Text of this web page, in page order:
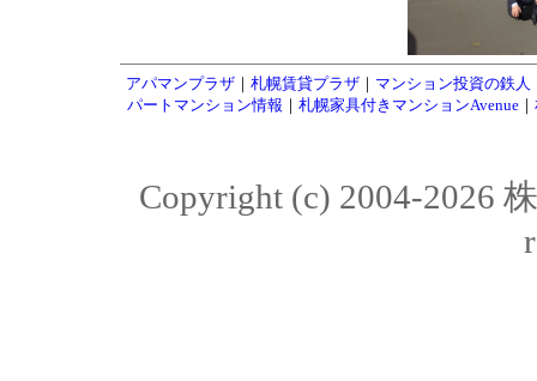
アパマンプラザ ｜ 札幌賃貸プラザ ｜ マンション投資の鉄人
パートマンション情報 ｜ 札幌家具付きマンションAvenue｜
Copyright (c) 2004-2026